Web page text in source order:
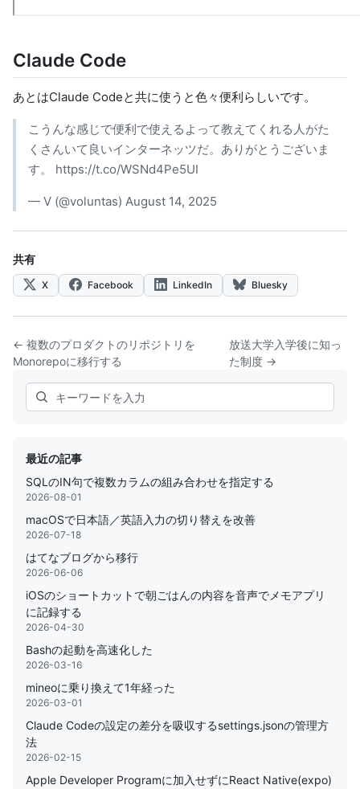
Claude Code
あとはClaude Codeと共に使うと色々便利らしいです。
こうんな感じで便利で使えるよって教えてくれる人がた
くさんいて良いインターネッツだ。ありがとうございま
す。 https://t.co/WSNd4Pe5UI
— V (@voluntas) August 14, 2025
共有
X Facebook LinkedIn Bluesky
← 複数のプロダクトのリポジトリを
Monorepoに移行する
放送大学入学後に知っ
た制度 →
Search
最近の記事
SQLのIN句で複数カラムの組み合わせを指定する
2026-08-01
macOSで日本語／英語入力の切り替えを改善
2026-07-18
はてなブログから移行
2026-06-06
iOSのショートカットで朝ごはんの内容を音声でメモアプリ
に記録する
2026-04-30
Bashの起動を高速化した
2026-03-16
mineoに乗り換えて1年経った
2026-03-01
Claude Codeの設定の差分を吸収するsettings.jsonの管理方
法
2026-02-15
Apple Developer Programに加入せずにReact Native(expo)